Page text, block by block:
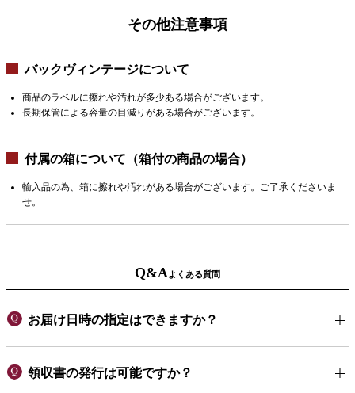
その他注意事項
バックヴィンテージについて
商品のラベルに擦れや汚れが多少ある場合がございます。
長期保管による容量の目減りがある場合がございます。
付属の箱について（箱付の商品の場合）
輸入品の為、箱に擦れや汚れがある場合がございます。ご了承くださいま
せ。
Q&Aよくある質問
お届け日時の指定はできますか？
領収書の発行は可能ですか？